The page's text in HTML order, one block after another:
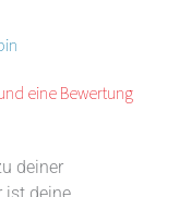
eine Bewertung
deiner